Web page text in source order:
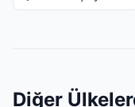
Diğer